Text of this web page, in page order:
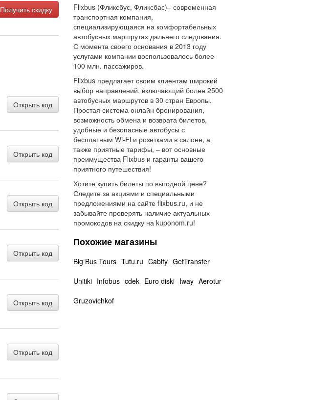
Получить скидку
Открыть код
Открыть код
Открыть код
Открыть код
Открыть код
Открыть код
Flixbus (Фликсбус, Фликсбас)– современная
транспортная компания,
специализирующаяся на комфортабельных
автобусных маршрутах дальнего следования.
С момента своего основания в 2013 году
услугами компании воспользовалось более
100 млн. пассажиров.
Flixbus предлагает своим клиентам широкий
выбор направлений, включающий более 2500
автобусных маршрутов в 30 стран Европы.
Простая система онлайн бронирования,
возможность обмена и возврата билетов,
удобные и безопасные автобусы с
бесплатным Wi-Fi и розетками в салоне, а
также приятные тарифы, – вот основные
преимущества Flixbus и гаранты вашего
приятного путешествия!
Хотите купить билеты по выгодной цене?
Следите за акциями и специальными
предложениями на сайте flixbus.ru, и не
забывайте проверять наличие актуальных
промокодов на скидку на kuponom.ru!
Похожие магазины
Big Bus Tours Tutu.ru Cabify GetTransfer
Unitiki Infobus cdek Euro diski Iway Aerotur
Gruzovichkof